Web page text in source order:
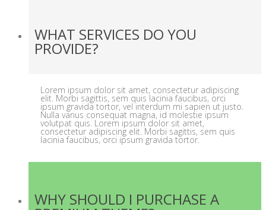
WHAT SERVICES DO YOU
PROVIDE?
Lorem ipsum dolor sit amet, consectetur adipiscing
elit. Morbi sagittis, sem quis lacinia faucibus, orci
ipsum gravida tortor, vel interdum mi sapien ut justo.
Nulla varius consequat magna, id molestie ipsum
volutpat quis. Lorem ipsum dolor sit amet,
consectetur adipiscing elit. Morbi sagittis, sem quis
lacinia faucibus, orci ipsum gravida tortor.
WHY SHOULD I PURCHASE A